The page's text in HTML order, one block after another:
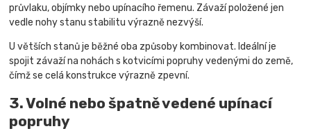
průvlaku, objímky nebo upínacího řemenu. Závaží položené jen
vedle nohy stanu stabilitu výrazně nezvýší.
U větších stanů je běžné oba způsoby kombinovat. Ideální je
spojit závaží na nohách s kotvicími popruhy vedenými do země,
čímž se celá konstrukce výrazně zpevní.
3. Volné nebo špatně vedené upínací
popruhy